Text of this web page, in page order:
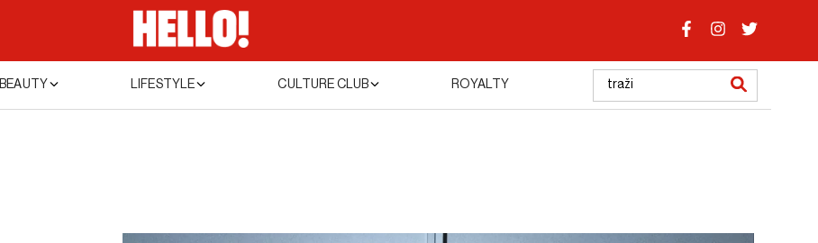
BEAUTY LIFESTYLE CULTURE CLUB ROYALTY